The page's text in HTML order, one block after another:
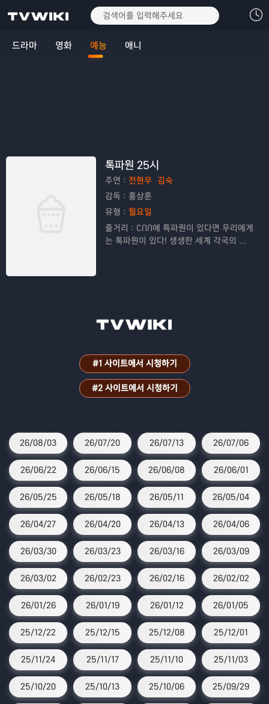
드라마 영화 예능 애니
톡파원 25시
주연： 전현무 김숙
감독： 홍상훈
유형： 월요일
줄거리： CNN에 특파원이 있다면 우리에게
는 톡파원이 있다! 생생한 세계 각국의 현
#1 사이트에서 시청하기
#2 사이트에서 시청하기
26/08/03 26/07/20 26/07/13 26/07/06
26/06/22 26/06/15 26/06/08 26/06/01
26/05/25 26/05/18 26/05/11 26/05/04
26/04/27 26/04/20 26/04/13 26/04/06
26/03/30 26/03/23 26/03/16 26/03/09
26/03/02 26/02/23 26/02/16 26/02/02
26/01/26 26/01/19 26/01/12 26/01/05
25/12/22 25/12/15 25/12/08 25/12/01
25/11/24 25/11/17 25/11/10 25/11/03
25/10/20 25/10/13 25/10/06 25/09/29